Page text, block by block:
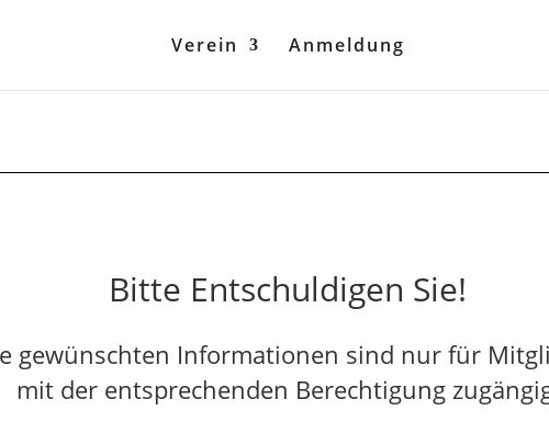
Verein Anmeldung
Bitte Entschuldigen Sie!
gewünschten Informationen sind nur für
mit der entsprechenden Berechtigung